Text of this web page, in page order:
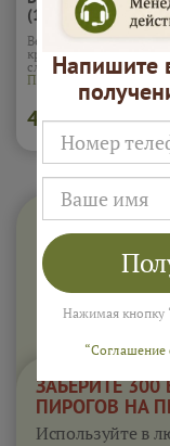
(10шт)
Вес 1 шт - 20 гр. Валован
красной икрой форели и
сливочным маслом
Подробнее...
4 000₽ В
ЗАБЕРИТЕ
ПИРОГОВ НА
Используйте в
Напишите
Нажимая кнопку